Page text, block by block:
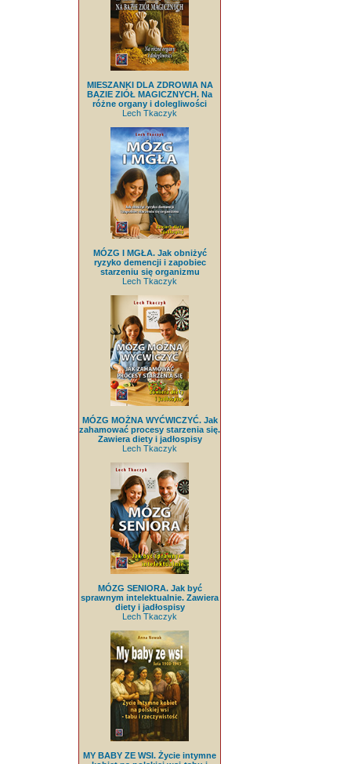
MIESZANKI DLA ZDROWIA NA
BAZIE ZIÓŁ MAGICZNYCH. Na
różne organy i dolegliwości
Lech Tkaczyk
MÓZG I MGŁA. Jak obniżyć
ryzyko demencji i zapobiec
starzeniu się organizmu
Lech Tkaczyk
MÓZG MOŻNA WYĆWICZYĆ. Jak
zahamować procesy starzenia się.
Zawiera diety i jadłospisy
Lech Tkaczyk
MÓZG SENIORA. Jak być
sprawnym intelektualnie. Zawiera
diety i jadłospisy
Lech Tkaczyk
MY BABY ZE WSI. Życie intymne